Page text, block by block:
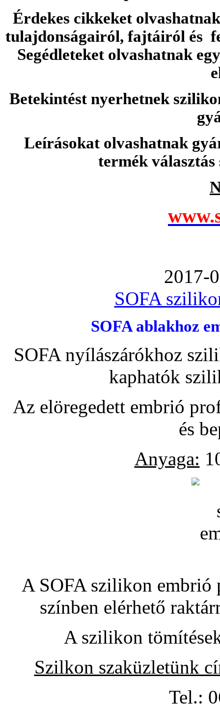
Érdekes cikkeket
tulajdonságairól, fajtáiról és
Segédleteket olvashatnak
Betekintést nyerhetnek
Leírásokat olvashatnak
termék
2017-
SOFA
SOFA ablakhoz
SOFA nyílászárókhoz
kaphatók
Az elöregedett embrió
és
Anyaga:
A SOFA szilikon embrió
színben elérhető
A szilikon
Szilkon szaküzletünk
Tel.: